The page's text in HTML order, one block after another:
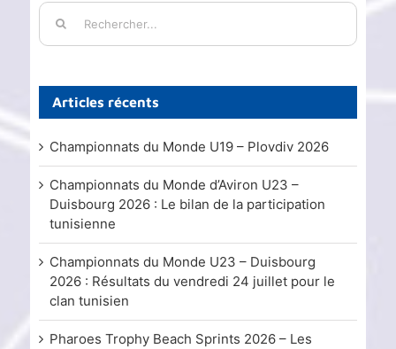
Rechercher:
Articles récents
Championnats du Monde U19 – Plovdiv 2026
Championnats du Monde d’Aviron U23 –
Duisbourg 2026 : Le bilan de la participation
tunisienne
Championnats du Monde U23 – Duisbourg
2026 : Résultats du vendredi 24 juillet pour le
clan tunisien
Pharoes Trophy Beach Sprints 2026 – Les